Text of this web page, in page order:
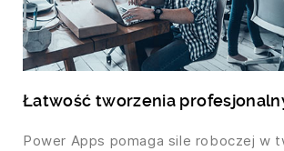
Łatwość tworzenia
Power Apps pomaga sile roboczej w